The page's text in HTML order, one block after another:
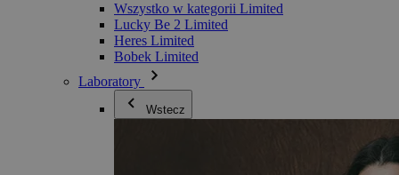
Wszystko w kategorii Limited
Lucky Be 2 Limited
Heres Limited
Bobek Limited
Laboratory
Wstecz